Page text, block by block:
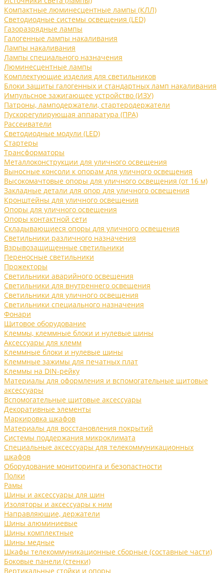
Компактные люминесцентные лампы (КЛЛ)
Светодиодные системы освещения (LED)
Газоразрядные лампы
Галогенные лампы накаливания
Лампы накаливания
Лампы специального назначения
Люминесцентные лампы
Комплектующие изделия для светильников
Блоки защиты галогенных и стандартных ламп накаливания
Импульсное зажигающее устройство (ИЗУ)
Патроны, ламподержатели, стартеродержатели
Пускорегулирующая аппаратура (ПРА)
Рассеиватели
Светодиодные модули (LED)
Стартеры
Трансформаторы
Металлоконструкции для уличного освещения
Выносные консоли к опорам для уличного освещения
Высокомачтовые опоры для уличного освещения (от 16 м)
Закладные детали для опор для уличного освещения
Кронштейны для уличного освещения
Опоры для уличного освещения
Опоры контактной сети
Складывающиеся опоры для уличного освещения
Светильники различного назначения
Взрывозащищенные светильники
Переносные светильники
Прожекторы
Светильники аварийного освещения
Светильники для внутреннего освещения
Светильники для уличного освещения
Светильники специального назначения
Фонари
Щитовое оборудование
Клеммы, клеммные блоки и нулевые шины
Аксессуары для клемм
Клеммные блоки и нулевые шины
Клеммные зажимы для печатных плат
Клеммы на DIN-рейку
Материалы для оформления и вспомогательные щитовые
аксессуары
Вспомогательные щитовые аксессуары
Декоративные элементы
Маркировка шкафов
Материалы для восстановления покрытий
Системы поддержания микроклимата
Специальные аксессуары для телекоммуникационных
шкафов
Оборудование мониторинга и безопастности
Полки
Рамы
Шины и аксессуары для шин
Изоляторы и аксессуары к ним
Направляющие, держатели
Шины алюминиевые
Шины комплектные
Шины медные
Шкафы телекоммуникационные сборные (составные части)
Боковые панели (стенки)
Вертикальные стойки и опоры